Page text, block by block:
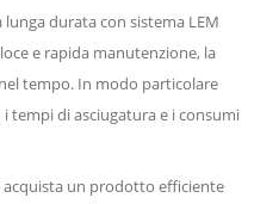
durata con sistema LEM
e rapida manutenzione, la
tempo. In modo particolare
tempi di asciugatura e i consumi
acquista un prodotto efficiente